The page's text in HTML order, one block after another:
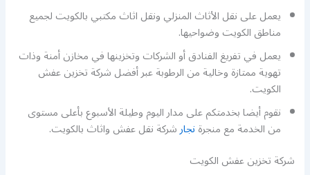
يعمل على نقل الأثاث المنزلي ونقل اثاث مكتبي بالكويت لجميع
مناطق الكويت وضواحيها.
يعمل في تفريغ الفنادق أو الشركات وتخزينها في مخازن أمنة وذات
تهوية ممتازة وخالية من الرطوبة عبر أفضل شركة تخزين عفش
الكويت.
نقوم أيضا بخدمتكم على مدار اليوم وطيلة الأسبوع بأعلى مستوى
من الخدمة مع منجرةنجارشركة نقل عفش واثاث بالكويت.
شركة تخزين عفش الكويت